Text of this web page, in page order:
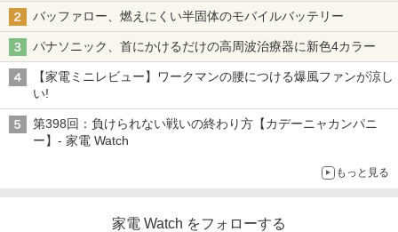
バッファロー、燃えにくい半固体のモバイルバッテリー
パナソニック、首にかけるだけの高周波治療器に新色4カラー
【家電ミニレビュー】ワークマンの腰につける爆風ファンが涼し
い!
第398回：負けられない戦いの終わり方【カデーニャカンパニ
ー】- 家電 Watch
もっと見る
家電 Watch をフォローする